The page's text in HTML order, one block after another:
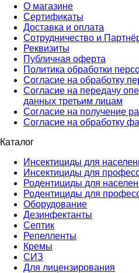
О магазине
Сертификаты
Доставка и оплата
Сотрудничество и
Реквизиты
Публичная оферта
Политика обработки
Согласие на обработку
Согласие на передачу
данных третьим лицам
Согласие на получение
Согласие на обработку
Каталог
Инсектициды для
Инсектициды для
Родентициды для
Родентициды для
Оборудование
Дезинфектанты
Септик
Репелленты
Кремы
СИЗ
Для лицензирования